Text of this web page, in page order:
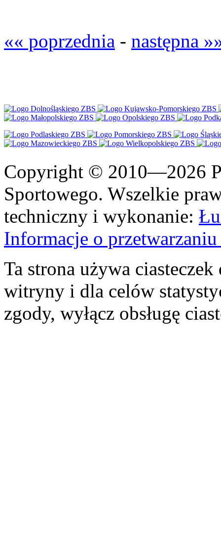
«« poprzednia - następna
Copyright © 2010—2026
Sportowego. Wszelkie
techniczny i wykonanie:
Informacje o
Ta strona używa
witryny i dla celów
zgody, wyłącz obsługę